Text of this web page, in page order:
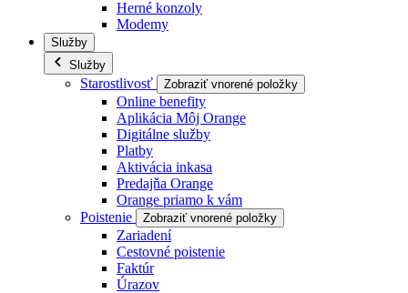
Herné konzoly
Modemy
Služby
Služby
Starostlivosť Zobraziť vnorené položky
Online benefity
Aplikácia Môj Orange
Digitálne služby
Platby
Aktivácia inkasa
Predajňa Orange
Orange priamo k vám
Poistenie
Zobraziť vnorené položky
Zariadení
Cestovné poistenie
Faktúr
Úrazov